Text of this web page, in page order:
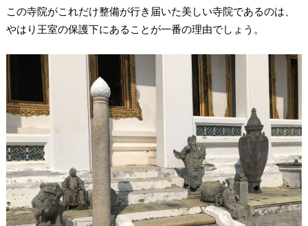
この寺院がこれだけ整備が行き届いた美しい寺院であるのは、
やはり王室の保護下にあることが一番の理由でしょう。